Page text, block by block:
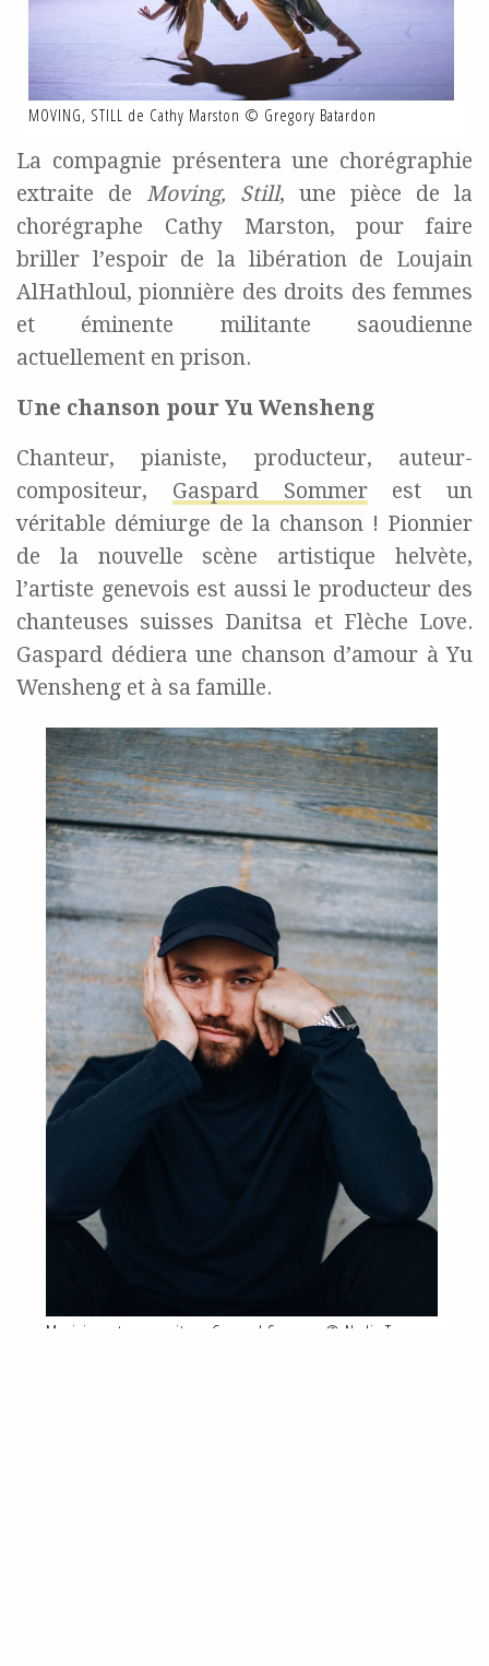
MOVING, STILL de Cathy Marston © Gregory Batardon
La compagnie présentera une chorégraphie
extraite de Moving, Still, une pièce de la
chorégraphe Cathy Marston, pour faire
briller l’espoir de la libération de Loujain
AlHathloul, pionnière des droits des femmes
et éminente militante saoudienne
actuellement en prison.
Une chanson pour Yu Wensheng
Chanteur, pianiste, producteur, auteur-
compositeur, Gaspard Sommerest un
véritable démiurge de la chanson ! Pionnier
de la nouvelle scène artistique helvète,
l’artiste genevois est aussi le producteur des
chanteuses suisses Danitsa et Flèche Love.
Gaspard dédiera une chanson d’amour àYu
Wensheng et à sa famille.
Musicien et compositeur Gaspard Sommer © Nadia Tarra